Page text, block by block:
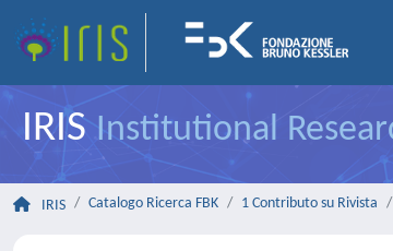
IRISInstitutional
IRIS Catalogo Ricerca FBK 1 Contributo su Rivista